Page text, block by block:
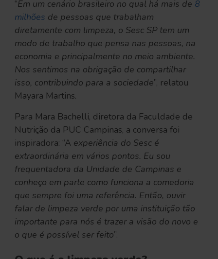
“Em um cenário brasileiro no qual há mais de 8
milhões de pessoas que trabalham
diretamente com limpeza, o Sesc SP tem um
modo de trabalho que pensa nas pessoas, na
economia e principalmente no meio ambiente.
Nos sentimos na obrigação de compartilhar
isso, contribuindo para a sociedade”, relatou
Mayara Martins.
Para Mara Bachelli, diretora da Faculdade de
Nutrição da PUC Campinas, a conversa foi
inspiradora: “A experiência do Sesc é
extraordinária em vários pontos. Eu sou
frequentadora da Unidade de Campinas e
conheço em parte como funciona a comedoria
que sempre foi uma referência. Então, ouvir
falar de limpeza verde por uma instituição tão
importante para nós é trazer a visão do novo e
o que é possível ser feito”.